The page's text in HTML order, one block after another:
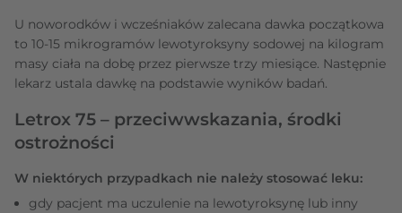
U noworodków i wcześniaków zalecana dawka początkowa
to 10-15 mikrogramów lewotyroksyny sodowej na kilogram
masy ciała na dobę przez pierwsze trzy miesiące. Następnie
lekarz ustala dawkę na podstawie wyników badań.
Letrox 75 – przeciwwskazania, środki
ostrożności
W niektórych przypadkach nie należy stosować leku:
gdy pacjent ma uczulenie na lewotyroksynę lub inny